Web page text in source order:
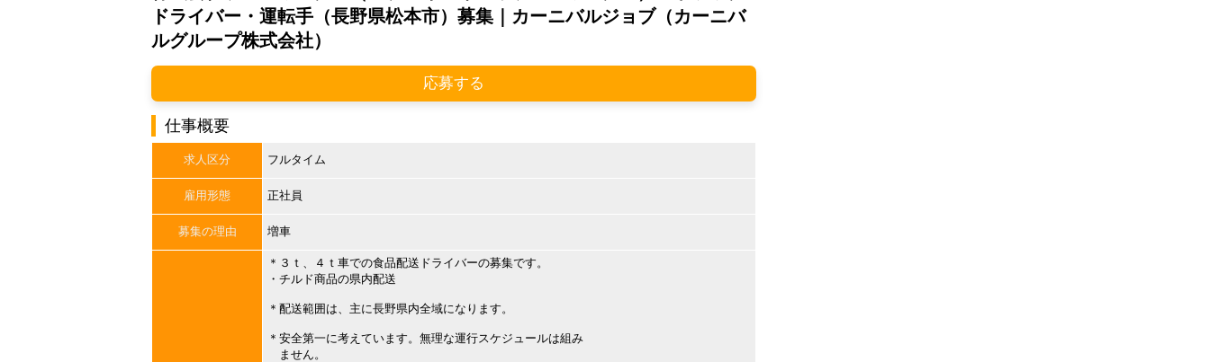
ドライバー・運転手（長野県松本市）募集｜カーニバルジョブ（カーニバ
ルグループ株式会社）
応募する
仕事概要
求人区分 フルタイム
雇用形態 正社員
募集の理由 増車
＊３ｔ、４ｔ車での食品配送ドライバーの募集です。
・チルド商品の県内配送
＊配送範囲は、主に長野県内全域になります。
＊安全第一に考えています。無理な運行スケジュールは組み
ません。